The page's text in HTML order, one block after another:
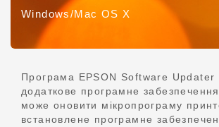
Windows/Mac OS X
Програма EPSON Software Updater
додаткове програмне
може оновити мікропрограму
встановлене програмне